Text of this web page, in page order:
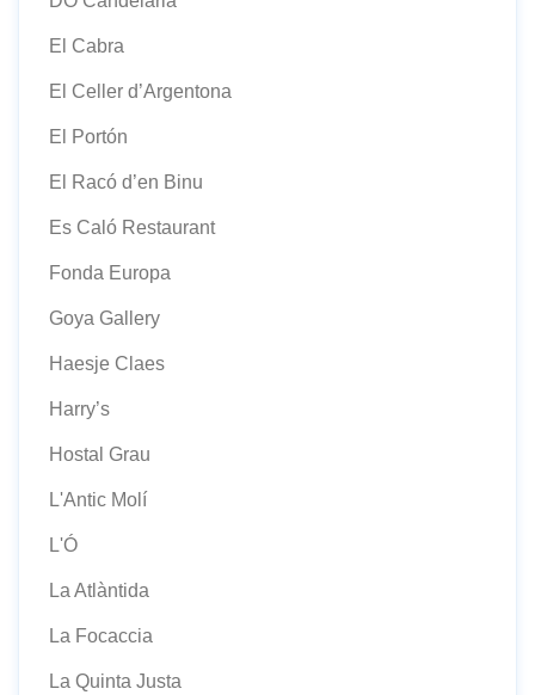
El Cabra
El Celler d’Argentona
El Portón
El Racó d’en Binu
Es Caló Restaurant
Fonda Europa
Goya Gallery
Haesje Claes
Harry’s
Hostal Grau
L'Antic Molí
L'Ó
La Atlàntida
La Focaccia
La Quinta Justa